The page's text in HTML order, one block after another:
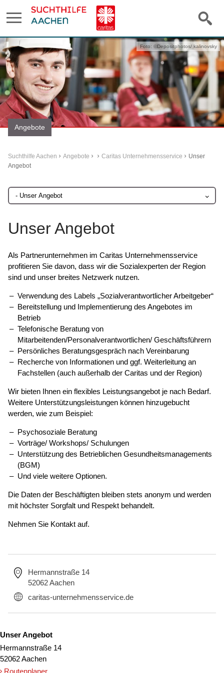
Angebote
Foto: ©Depositphotos/ kalinovsky
Suchthilfe Aachen Angebote Caritas Unternehmensservice
Unser
Angebot
Unser Angebot
Als Partnerunternehmen im Caritas Unternehmensservice
profitieren Sie davon, dass wir die Sozialexperten der Region
sind und unser breites Netzwerk nutzen.
Verwendung des Labels „Sozialverantwortlicher Arbeitgeber“
Bereitstellung und Implementierung des Angebotes im
Betrieb
Telefonische Beratung von
Mitarbeitenden/Personalverantwortlichen/ Geschäftsführern
Persönliches Beratungsgespräch nach Vereinbarung
Recherche von Informationen und ggf. Weiterleitung an
Fachstellen (auch außerhalb der Caritas und der Region)
Wir bieten Ihnen ein flexibles Leistungsangebot je nach Bedarf.
Weitere Unterstützungsleistungen können hinzugebucht
werden, wie zum Beispiel:
Psychosoziale Beratung
Vorträge/ Workshops/ Schulungen
Unterstützung des Betrieblichen Gesundheitsmanagements
(BGM)
Und viele weitere Optionen.
Die Daten der Beschäftigten bleiben stets anonym und werden
mit höchster Sorgfalt und Respekt behandelt.
Nehmen Sie Kontakt auf.
Hermannstraße 14
52062 Aachen
caritas-unternehmensservice.de
Unser Angebot
Hermannstraße 14
52062 Aachen
Routenplaner